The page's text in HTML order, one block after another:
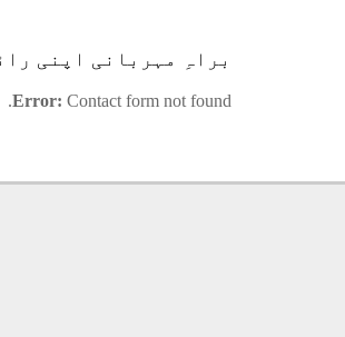
35 - قرار مکین 36 - انسان ، فرشتہ اور جنات
براہِ مہربانی اپنی
Error: Contact form not found.